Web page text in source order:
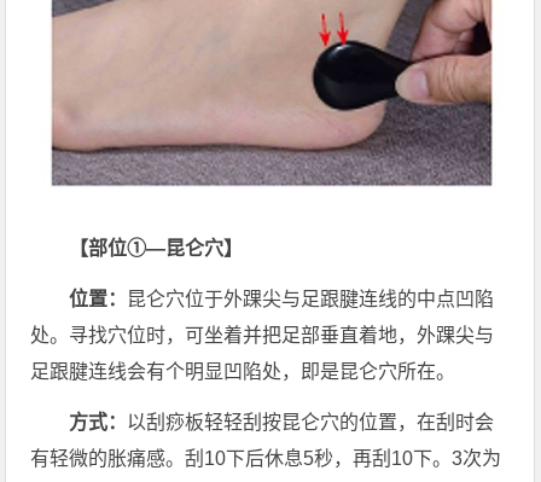
【部位①—昆仑穴】
位置： 昆仑穴位于外踝尖与足跟腱连线的中点凹陷
处。寻找穴位时，可坐着并把足部垂直着地，外踝尖与
足跟腱连线会有个明显凹陷处，即是昆仑穴所在。
方式： 以刮痧板轻轻刮按昆仑穴的位置，在刮时会
有轻微的胀痛感。刮10下后休息5秒，再刮10下。3次为